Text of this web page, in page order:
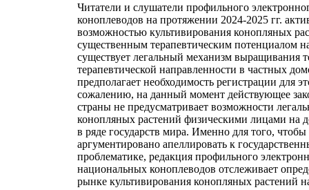
Читатели и слушатели профильного
коноплеводов на протяжении 2024-2025 гг.
возможностью культивирования конопляных
существенным терапевтическим потенциалом
существует легальный механизм выращивания
терапевтической направленности в частных
предполагает необходимость регистрации для
сожалению, на данный момент действующее
страны не предусматривает возможности
конопляных растений физическими лицами на
в ряде государств мира. Именно для того,
аргументировано апеллировать к
проблематике, редакция профильного
национальных коноплеводов отслеживает
рынке культивирования конопляных растений